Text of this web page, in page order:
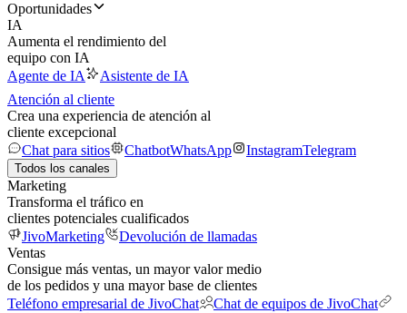
Oportunidades
IA
Aumenta el rendimiento del
equipo con IA
Agente de IA
Asistente de IA
Atención al cliente
Crea una experiencia de atención al
cliente excepcional
Chat para sitios
ChatbotWhatsApp InstagramTelegram
Todos los canales
Marketing
Transforma el tráfico en
clientes potenciales cualificados
JivoMarketing
Devolución de llamadas
Ventas
Consigue más ventas, un mayor valor medio
de los pedidos y una mayor base de clientes
Teléfono empresarial de JivoChat
Chat de equipos de JivoChat